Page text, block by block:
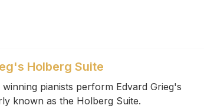
Holberg Suite
pianists perform Edvard Grieg's
known as the Holberg Suite.